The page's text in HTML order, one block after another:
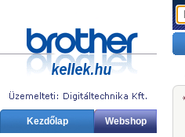
Kezdőlap Webshop